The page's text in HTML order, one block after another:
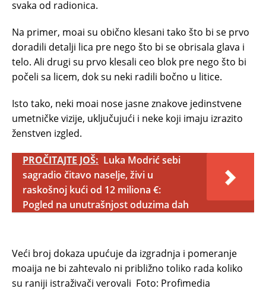
svaka od radionica.
Na primer, moai su obično klesani tako što bi se prvo
doradili detalji lica pre nego što bi se obrisala glava i
telo. Ali drugi su prvo klesali ceo blok pre nego što bi
počeli sa licem, dok su neki radili bočno u litice.
Isto tako, neki moai nose jasne znakove jedinstvene
umetničke vizije, uključujući i neke koji imaju izrazito
ženstven izgled.
PROČITAJTE JOŠ: Luka Modrić sebi
sagradio čitavo naselje, živi u
raskošnoj kući od 12 miliona €:
Pogled na unutrašnjost oduzima dah
Veći broj dokaza upućuje da izgradnja i pomeranje
moaija ne bi zahtevalo ni približno toliko rada koliko
su raniji istraživači verovali Foto: Profimedia